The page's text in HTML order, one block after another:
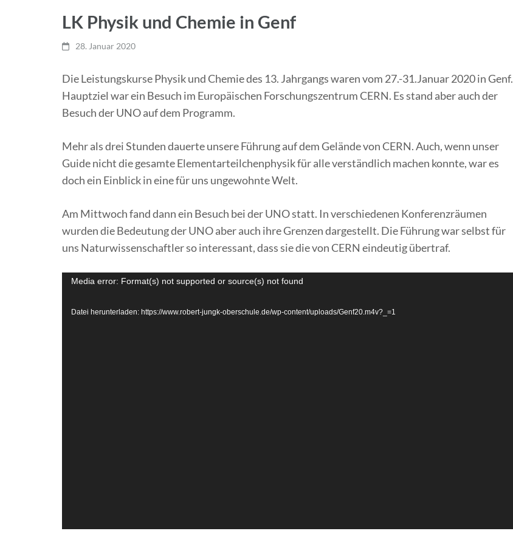
LK Physik und Chemie in Genf
28. Januar 2020
Die Leistungskurse Physik und Chemie des 13. Jahrgangs waren vom 27.-31.Januar 2020 in Genf.
Hauptziel war ein Besuch im Europäischen Forschungszentrum CERN. Es stand aber auch der
Besuch der UNO auf dem Programm.
Mehr als drei Stunden dauerte unsere Führung auf dem Gelände von CERN. Auch, wenn unser
Guide nicht die gesamte Elementarteilchenphysik für alle verständlich machen konnte, war es
doch ein Einblick in eine für uns ungewohnte Welt.
Am Mittwoch fand dann ein Besuch bei der UNO statt. In verschiedenen Konferenzräumen
wurden die Bedeutung der UNO aber auch ihre Grenzen dargestellt. Die Führung war selbst für
uns Naturwissenschaftler so interessant, dass sie die von CERN eindeutig übertraf.
Video-
Media error: Format(s) not supported or source(s) not found
Datei herunterladen: https://www.robert-jungk-oberschule.de/wp-content/uploads/Genf20.m4v?_=1